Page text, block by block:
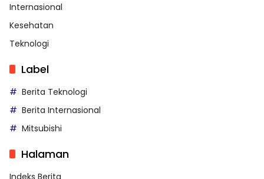
Internasional
Kesehatan
Teknologi
Label
Berita Teknologi
Berita Internasional
Mitsubishi
Halaman
Indeks Berita